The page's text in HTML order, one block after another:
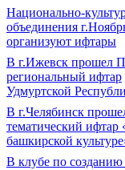
Национально-
объединения
организуют ифтары
В г.Ижевск прошел
региональный ифтар
Удмуртской
В г.Челябинск
тематический ифтар
башкирской
В клубе по созданию